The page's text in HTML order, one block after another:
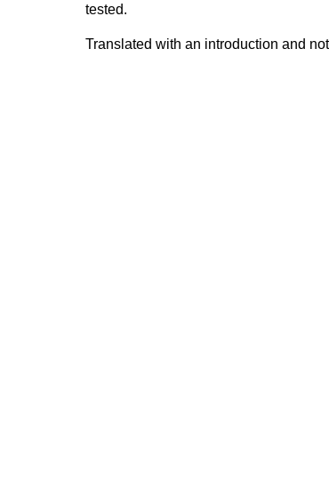
tested.
Translated with an introduction and